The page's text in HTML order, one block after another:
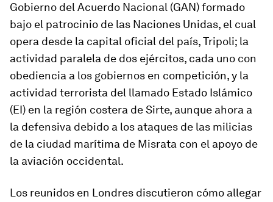
Gobierno del Acuerdo Nacional (GAN) for­mado
bajo el pa­tro­cinio de las Naciones Unidas, el cual
opera desde la ca­pital ofi­cial del país, Tripoli; la
ac­ti­vidad pa­ra­lela de dos ejér­ci­tos, cada uno con
obe­diencia a los go­biernos en com­pe­ti­ción, y la
ac­ti­vidad te­rro­rista del lla­mado Estado Islámico
(EI) en la re­gión cos­tera de Sirte, aunque ahora a
la de­fen­siva de­bido a los ata­ques de las mi­li­cias
de la ciudad ma­rí­tima de Misrata con el apoyo de
la avia­ción oc­ci­den­tal.
Los reunidos en Londres dis­cu­tieron cómo allegar